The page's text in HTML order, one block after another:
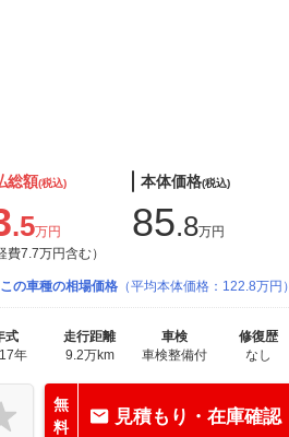
総額(税込)
.5万円
費7.7万円含む）
本体価格(税込)
85.8万円
この車種の相場価格 （平均本体価格：122.8万円）
式
年
走行距離
9.2万km
車検
車検整備付
修復歴
なし
無
料
見積もり・在庫確認